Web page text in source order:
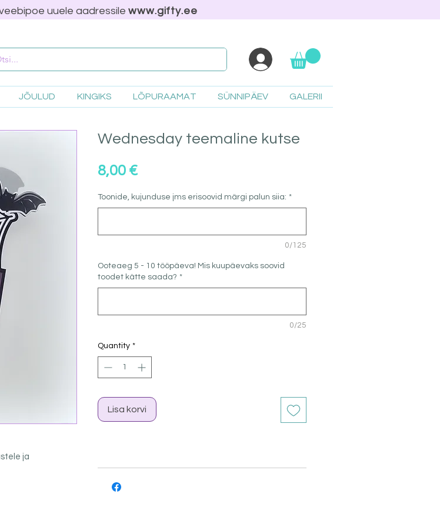
uuele aadressilewww.gifty.ee
JÕULUD KINGIKS LÕPURAAMAT SÜNNIPÄEV GALERII
ja
Wednesday teemaline kutse
8,00 €Price
Toonide, kujunduse jms erisoovid märgi palun siia: *
0/125
Ooteaeg 5 - 10 tööpäeva! Mis kuupäevaks soovid
toodet kätte saada? *
0/25
Quantity *
Lisa korvi